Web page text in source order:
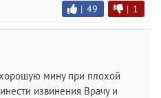
| 49 | 1
мину при плохой
извинения Врачу и